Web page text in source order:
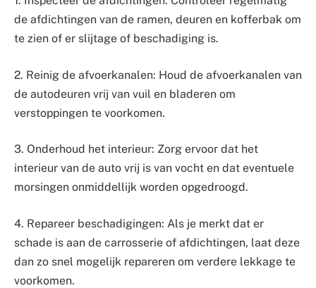
de afdichtingen van de ramen, deuren en kofferbak om
te zien of er slijtage of beschadiging is.
2. Reinig de afvoerkanalen: Houd de afvoerkanalen van
de autodeuren vrij van vuil en bladeren om
verstoppingen te voorkomen.
3. Onderhoud het interieur: Zorg ervoor dat het
interieur van de auto vrij is van vocht en dat eventuele
morsingen onmiddellijk worden opgedroogd.
4. Repareer beschadigingen: Als je merkt dat er
schade is aan de carrosserie of afdichtingen, laat deze
dan zo snel mogelijk repareren om verdere lekkage te
voorkomen.